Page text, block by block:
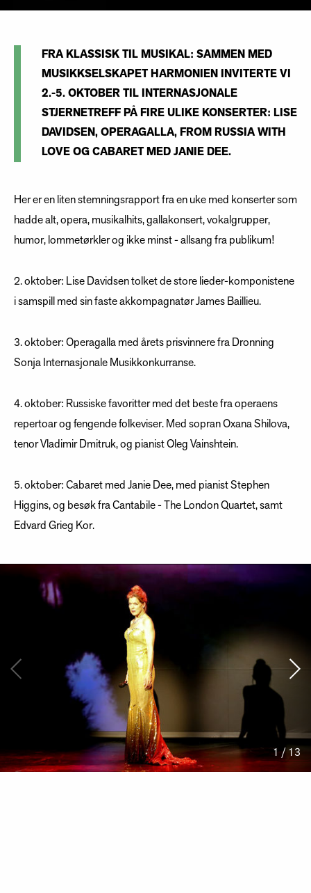
FRA KLASSISK TIL MUSIKAL: SAMMEN MED
MUSIKKSELSKAPET HARMONIEN INVITERTE VI
2.-5. OKTOBER TIL INTERNASJONALE
STJERNETREFF PÅ FIRE ULIKE KONSERTER: LISE
DAVIDSEN, OPERAGALLA, FROM RUSSIA WITH
LOVE OG CABARET MED JANIE DEE.
Her er en liten stemningsrapport fra en uke med konserter som
hadde alt, opera, musikalhits, gallakonsert, vokalgrupper,
humor, lommetørkler og ikke minst - allsang fra publikum!
2. oktober: Lise Davidsen tolket de store lieder-komponistene
i samspill med sin faste akkompagnatør James Baillieu.
3. oktober: Operagalla med årets prisvinnere fra Dronning
Sonja Internasjonale Musikkonkurranse.
4. oktober: Russiske favoritter med det beste fra operaens
repertoar og fengende folkeviser. Med sopran Oxana Shilova,
tenor Vladimir Dmitruk, og pianist Oleg Vainshtein.
5. oktober: Cabaret med Janie Dee, med pianist Stephen
Higgins, og besøk fra Cantabile - The London Quartet, samt
Edvard Grieg Kor.
1 / 13